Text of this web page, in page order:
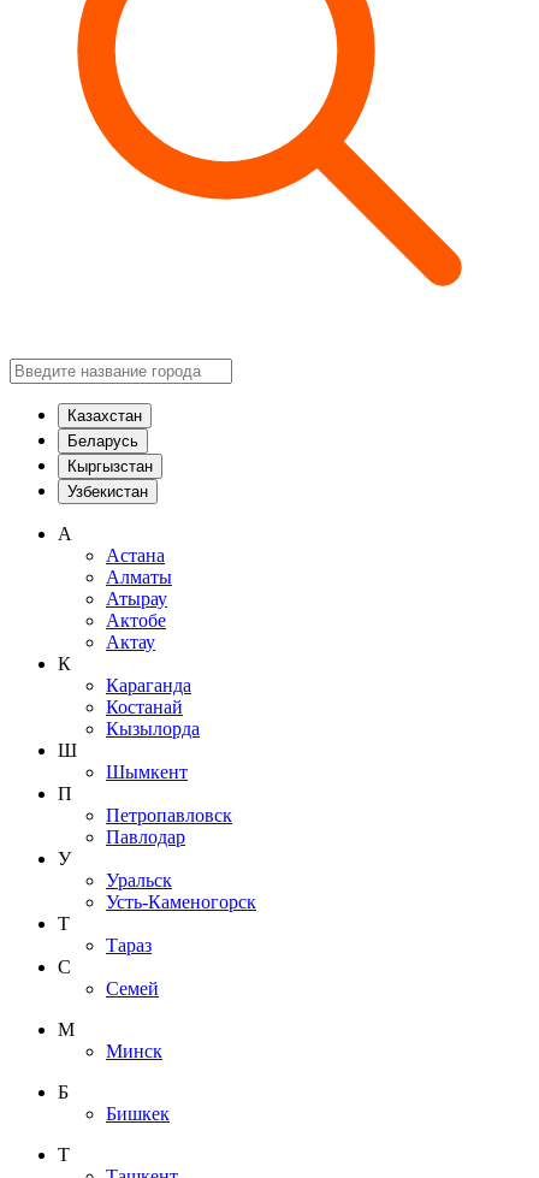
Казахстан
Беларусь
Кыргызстан
Узбекистан
А
Астана
Алматы
Атырау
Актобе
Актау
К
Караганда
Костанай
Кызылорда
Ш
Шымкент
П
Петропавловск
Павлодар
У
Уральск
Усть-Каменогорск
Т
Тараз
С
Семей
М
Минск
Б
Бишкек
Т